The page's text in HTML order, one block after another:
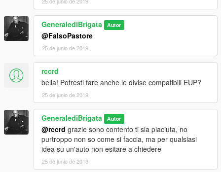
GeneralediBrigata Autor
@FalsoPastore
25 de junio de 2019
rccrd
bella! Potresti fare anche le divise compatibili EUP?
25 de junio de 2019
GeneralediBrigata Autor
@rccrd grazie sono contento ti sia piaciuta, no
purtroppo non so come si faccia, ma per qualsiasi
idea su un'auto non esitare a chiedere
25 de junio de 2019